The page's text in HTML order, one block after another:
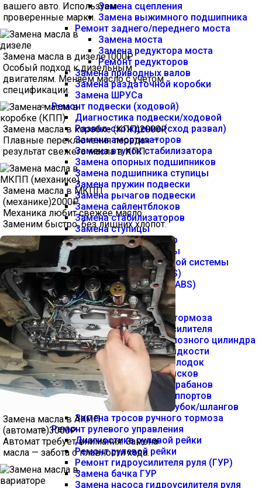
Замена сцепления
Замена выжимного подшипника
Ремонт заднего/переднего моста
Замена моста
Замена редуктора моста
Ремонт редукторов
Замена приводных валов
Замена раздаточной коробки
Замена ШРУСа
Ремонт подвески (ходовой)
Диагностика подвески/ходовой
Развал-схождение (сход развал)
Замена амортизаторов
Замена втулок стабилизатора
Замена опорных подшипников
Замена подшипника ступицы
Замена пружин подвески
Замена рычагов подвески
Замена сайлентблоков
Замена стабилизаторов
Замена ступицы
Замена шаровых опор
Ремонт тормозной системы
Диагностика тормозной системы
Диагностика АБС (ABS)
Замена датчика АБС (ABS)
Ремонт АБС (ABS)
Ремонт суппорта
Регулировка ручного тормоза
Замена вакуумного усилителя
Замена главного тормозного цилиндра
Замена тормозной жидкости
Замена тормозных колодок
Замена тормозных дисков
Замена тормозных барабанов
Замена тормозных суппортов
Замена тормозных трубок/шлангов
Замена тросов ручного тормоза
Ремонт рулевого управления
Диагностика рулевой рейки
Ремонт рулевой рейки
Ремонт гидроусилителя руля (ГУР)
Замена бачка ГУР
Замена насоса гидроусилителя руля
вашего авто. Используем
проверенные марки.
Замена масла в дизеле1000₽
Особый подход к дизельным
двигателям. Меняем масло с учетом
спецификации.
Замена масла в коробке (КПП)2000₽
Плавные переключения передач —
результат свежего масла в КПП.
Замена масла в МКПП
(механике)2000₽
Механика любит свежее масло.
Заменим быстро, без лишних хлопот.
Замена масла в АКПП
(автомате)3000₽
Автомат требует внимания. Замена
масла — забота о плавности хода.